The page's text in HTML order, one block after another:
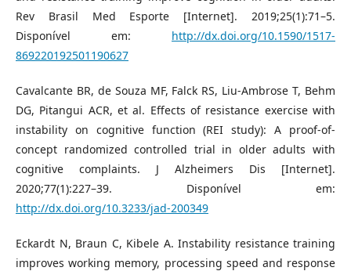
Rev Brasil Med Esporte [Internet]. 2019;25(1):71–5.
Disponível em: http://dx.doi.org/10.1590/1517-
869220192501190627
Cavalcante BR, de Souza MF, Falck RS, Liu-Ambrose T, Behm
DG, Pitangui ACR, et al. Effects of resistance exercise with
instability on cognitive function (REI study): A proof-of-
concept randomized controlled trial in older adults with
cognitive complaints. J Alzheimers Dis [Internet].
2020;77(1):227–39. Disponível em:
http://dx.doi.org/10.3233/jad-200349
Eckardt N, Braun C, Kibele A. Instability resistance training
improves working memory, processing speed and response